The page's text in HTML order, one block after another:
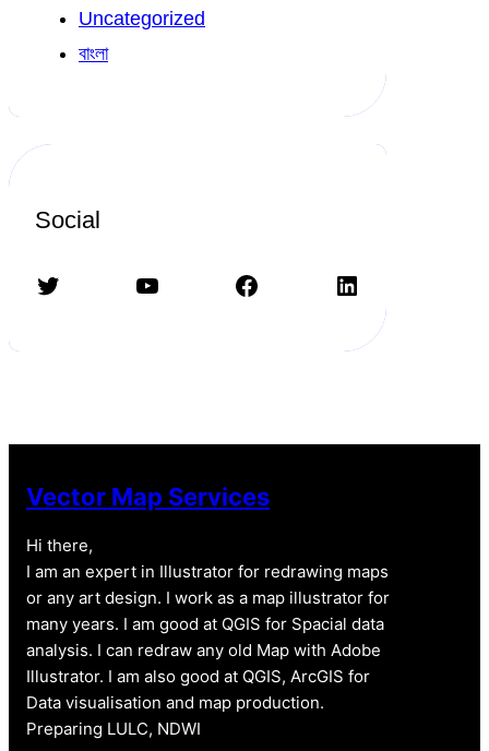
Uncategorized
বাংলা
Social
Twitter YouTube Facebook LinkedIn
Vector Map Services
Hi there,
I am an expert in Illustrator for redrawing maps
or any art design. I work as a map illustrator for
many years. I am good at QGIS for Spacial data
analysis. I can redraw any old Map with Adobe
Illustrator. I am also good at QGIS, ArcGIS for
Data visualisation and map production.
Preparing LULC, NDWI